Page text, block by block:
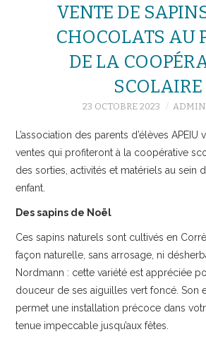
VENTE DE
CHOCOLATS AU
DE LA
SCOLAIRE
23 OCTOBRE 2023 ADMIN
L’association des parents d’élèves
ventes qui profiteront à la coopérative
des sorties, activités et matériels au sein
enfant.
Des sapins de Noël
Ces sapins naturels sont cultivés en
façon naturelle, sans arrosage, ni
Nordmann : cette variété est appréciée
douceur de ses aiguilles vert foncé. Son
permet une installation précoce dans
tenue impeccable jusqu’aux fêtes.